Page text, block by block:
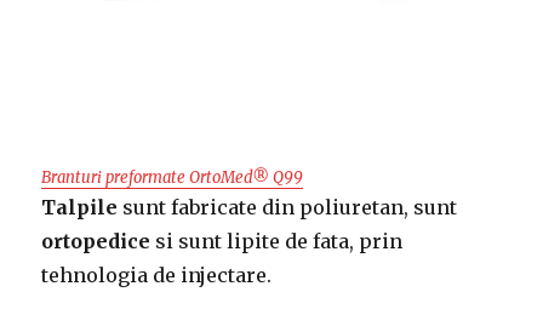
Branturi preformate OrtoMed® Q99
Talpile sunt fabricate din poliuretan, sunt
ortopedice si sunt lipite de fata, prin
tehnologia de injectare.